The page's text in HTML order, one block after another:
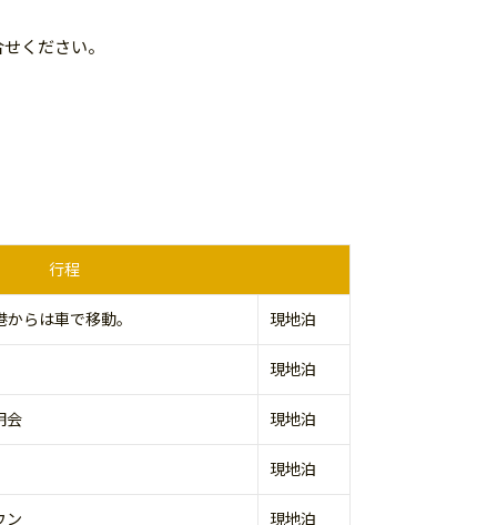
ください。
行程
らは車で移動。 現地泊
現地泊
会 現地泊
現地泊
ン 現地泊